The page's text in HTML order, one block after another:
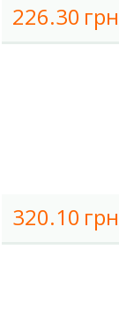
226.30
320.10